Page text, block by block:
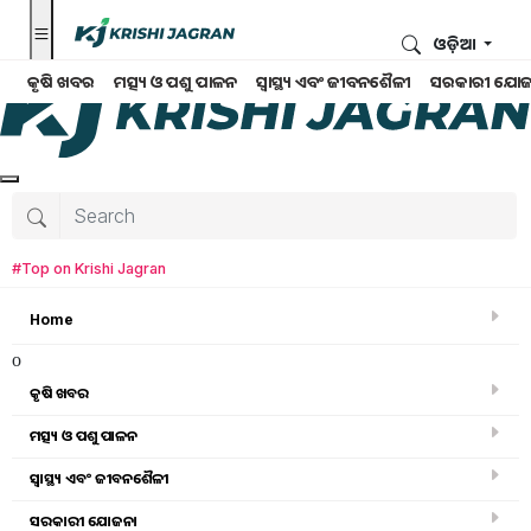
କୃଷି ଖବର ମତ୍ସ୍ୟ ଓ ପଶୁ ପାଳନ ସ୍ୱାସ୍ଥ୍ୟ ଏବଂ ଜୀବନଶୈଳୀ ସରକାରୀ
ଓଡ଼ିଆ
#Top on Krishi Jagran
Home
o
କୃଷି ଖବର
ମତ୍ସ୍ୟ ଓ ପଶୁ ପାଳନ
ସ୍ୱାସ୍ଥ୍ୟ ଏବଂ ଜୀବନଶୈଳୀ
ସରକାରୀ ଯୋଜନା
ସରକାରୀ ସ୍କିମ